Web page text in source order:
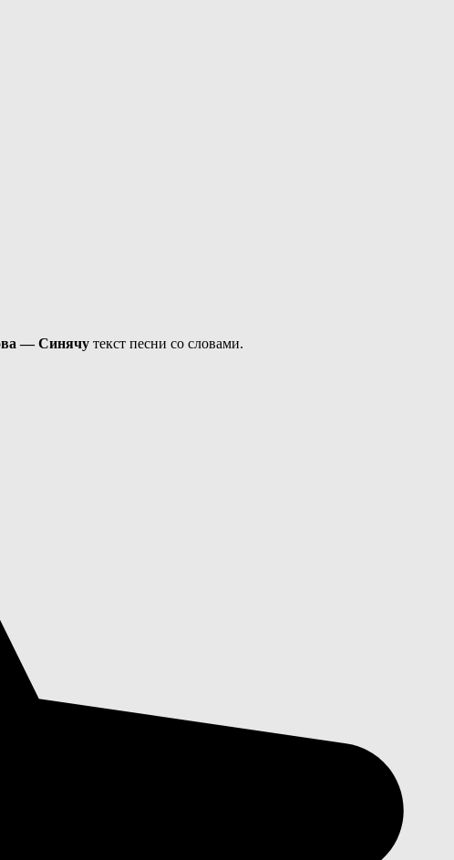
— Синячу текст песни со словами.